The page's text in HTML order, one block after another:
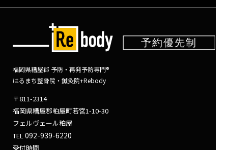
福岡県糟屋郡 予防・再発予防専門®
はるまち整骨院・鍼灸院+Rebody
〒811-2314
福岡県糟屋郡粕屋町若宮1-10-30
フェルヴェール粕屋
TEL092-939-6220
受付時間